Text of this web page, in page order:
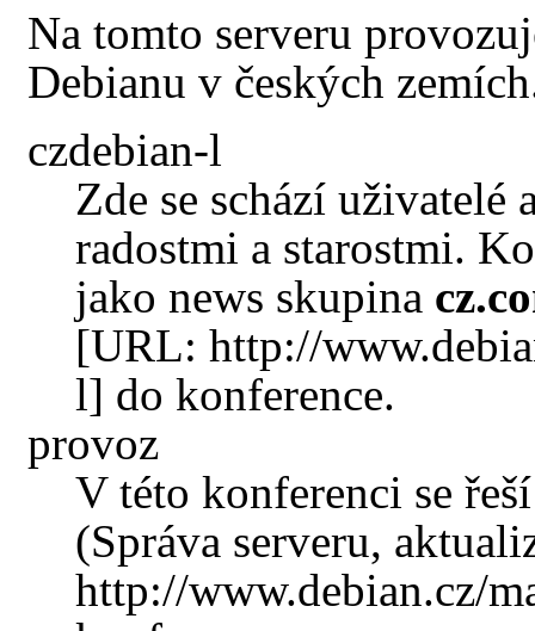
Na tomto serveru
Debianu v českých
czdebian-l
Zde se schází
radostmi a starostmi.
jako news skupina
do konference.
provoz
V této konferenci se
(Správa serveru,